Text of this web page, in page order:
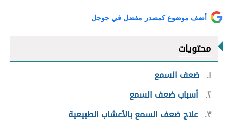
أضف موضوع كمصدر مفضل في جوجل
محتويات
١
ضعف السمع
٢ أسباب ضعف السمع
٣ علاج ضعف السمع بالأعشاب الطبيعية